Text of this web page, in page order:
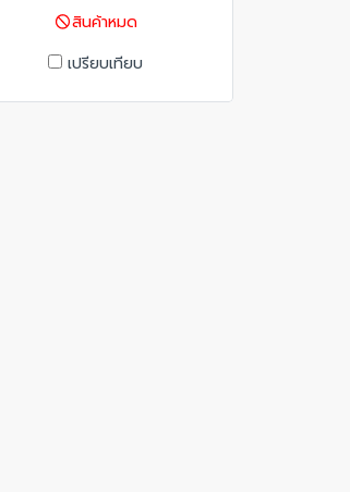
สินค้าหมด
เปรียบเทียบ